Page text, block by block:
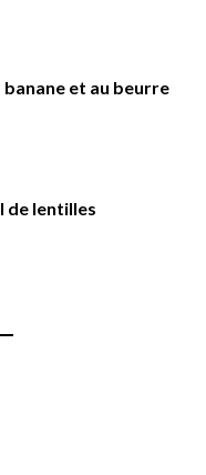
et au beurre
de lentilles